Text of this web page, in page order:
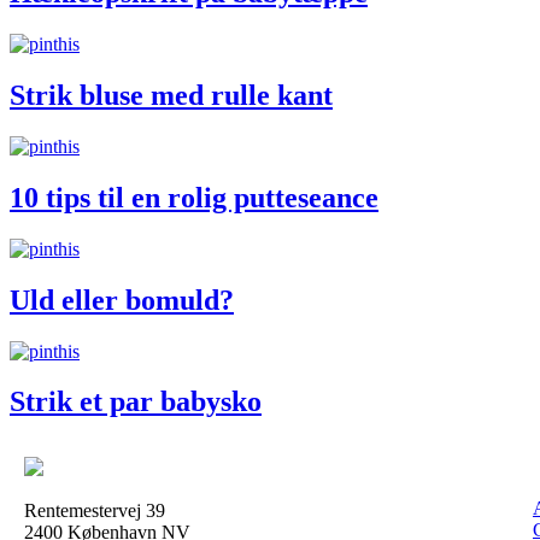
Strik bluse med rulle kant
10 tips til en rolig putteseance
Uld eller bomuld?
Strik et par babysko
Rentemestervej 39
2400 København NV